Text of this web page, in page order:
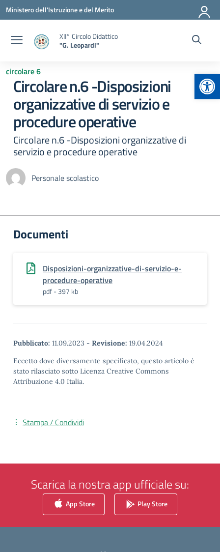
Vai ai contenuti
Vai al menu di navigazione
Vai al footer
Ministero dell'Istruzione e del Merito
XII° Circolo Didattico
"G. Leopardi"
circolare 6
Circolare n.6 -Disposizioni
organizzative di servizio e
procedure operative
Circolare n.6 -Disposizioni organizzative di
servizio e procedure operative
Personale scolastico
Documenti
Disposizioni-organizzative-di-servizio-e-
procedure-operative
pdf - 397 kb
Pubblicato: 11.09.2023 - Revisione: 19.04.2024
Eccetto dove diversamente specificato, questo articolo è
stato rilasciato sotto Licenza Creative Commons
Attribuzione 4.0 Italia.
Stampa / Condividi
Scarica la nostra app ufficiale su:
App Store Play Store